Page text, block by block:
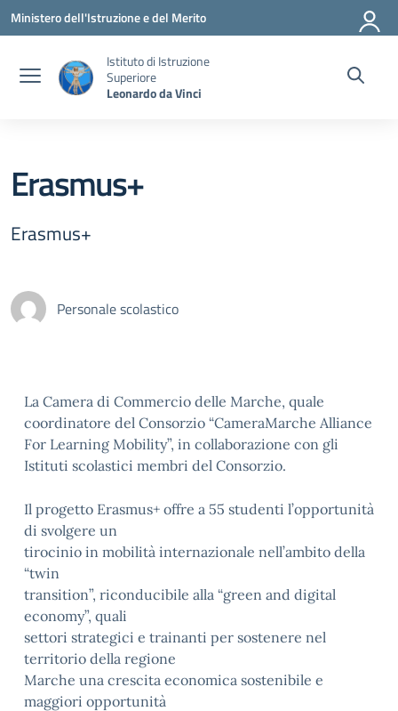
Vai ai contenuti
Vai al menu di navigazione
Vai al footer
Ministero dell'Istruzione e del Merito
Istituto di Istruzione
Superiore
Leonardo da Vinci
Erasmus+
Erasmus+
Personale scolastico
La Camera di Commercio delle Marche, quale
coordinatore del Consorzio “CameraMarche Alliance
For Learning Mobility”, in collaborazione con gli
Istituti scolastici membri del Consorzio.
Il progetto Erasmus+ offre a 55 studenti l’opportunità
di svolgere un
tirocinio in mobilità internazionale nell’ambito della
“twin
transition”, riconducibile alla “green and digital
economy”, quali
settori strategici e trainanti per sostenere nel
territorio della regione
Marche una crescita economica sostenibile e
maggiori opportunità